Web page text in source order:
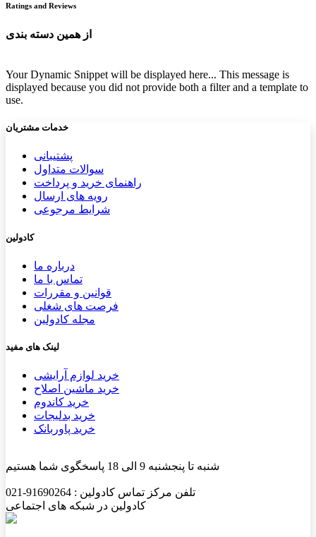
Ratings and Reviews
از همین دسته بندی
Your Dynamic Snippet will be displayed here... This message is
displayed because you did not provide both a filter and a template to
use.
خدمات مشتریان
پشتیب​​انی
سوالات متداول
راهنمای خرید و پرداخت
رویه های ارسال
شرایط مرجوعی
کادولین
درباره ما
تماس با ما
قوانین و مقررات
فرصت های شغلی
مجله کادولین
لینک های مفید
خرید لوازم آرایشی
خرید ماشین اصلاح
خرید کاندوم
خرید بدلیجات
خرید پاوربانک
شنبه تا پنجشنبه 9 الی 18 پاسخگوی شما هستیم
تلفن مرکز تماس کادولین : 91690264-021
کادولین در شبکه های اجتماعی